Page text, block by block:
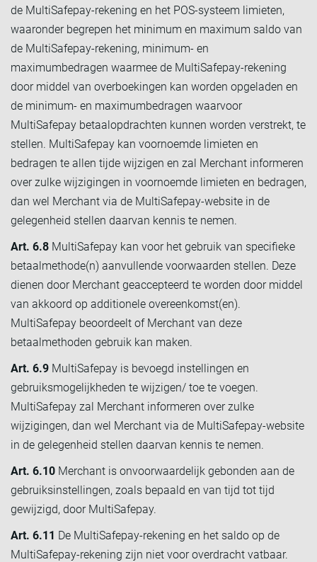
de MultiSafepay-rekening en het POS-systeem limieten,
waaronder begrepen het minimum en maximum saldo van
de MultiSafepay-rekening, minimum- en
maximumbedragen waarmee de MultiSafepay-rekening
door middel van overboekingen kan worden opgeladen en
de minimum- en maximumbedragen waarvoor
MultiSafepay betaalopdrachten kunnen worden verstrekt, te
stellen. MultiSafepay kan voornoemde limieten en
bedragen te allen tijde wijzigen en zal Merchant informeren
over zulke wijzigingen in voornoemde limieten en bedragen,
dan wel Merchant via de MultiSafepay-website in de
gelegenheid stellen daarvan kennis te nemen.
Art. 6.8 MultiSafepay kan voor het gebruik van specifieke
betaalmethode(n) aanvullende voorwaarden stellen. Deze
dienen door Merchant geaccepteerd te worden door middel
van akkoord op additionele overeenkomst(en).
MultiSafepay beoordeelt of Merchant van deze
betaalmethoden gebruik kan maken.
Art. 6.9 MultiSafepay is bevoegd instellingen en
gebruiksmogelijkheden te wijzigen/ toe te voegen.
MultiSafepay zal Merchant informeren over zulke
wijzigingen, dan wel Merchant via de MultiSafepay-website
in de gelegenheid stellen daarvan kennis te nemen.
Art. 6.10 Merchant is onvoorwaardelijk gebonden aan de
gebruiksinstellingen, zoals bepaald en van tijd tot tijd
gewijzigd, door MultiSafepay.
Art. 6.11 De MultiSafepay-rekening en het saldo op de
MultiSafepay-rekening zijn niet voor overdracht vatbaar.